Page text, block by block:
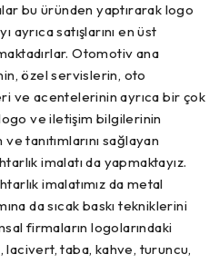
bu üründen yaptırarak logo
satışlarını en üst
Otomotiv ana
özel servislerin, oto
ve acentelerinin ayrıca bir çok
ve iletişim bilgilerinin
tanıtımlarını sağlayan
imalatı da yapmaktayız.
imalatımız da metal
da sıcak baskı tekniklerini
firmaların logolarındaki
lacivert, taba, kahve, turuncu,